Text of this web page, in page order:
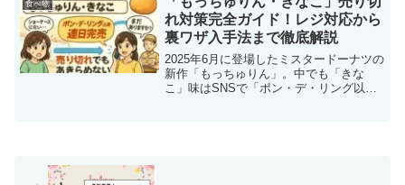
れらの方法が、ご飯が固く...
食べ物
れ対策完全ガイド！レジ対応から
裏ワザ入手法まで徹底解説
2025年6月に登場したミスタードーナツの
新作「もっちゅりん」。中でも「きな
こ」味はSNSで「ポン・デ・リング以来